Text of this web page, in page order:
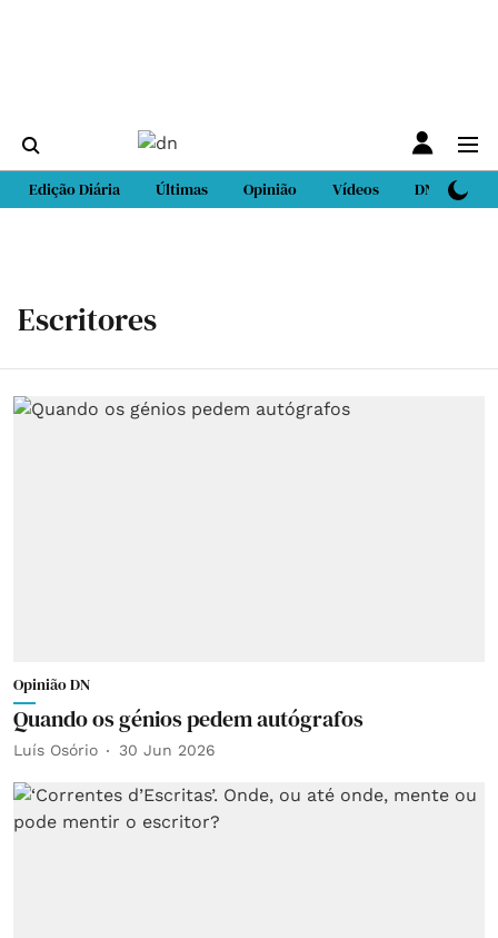
Edição Diária Últimas Opinião Vídeos DN Sport
Escritores
Opinião DN
Quando os génios pedem autógrafos
Luís Osório 30 Jun 2026